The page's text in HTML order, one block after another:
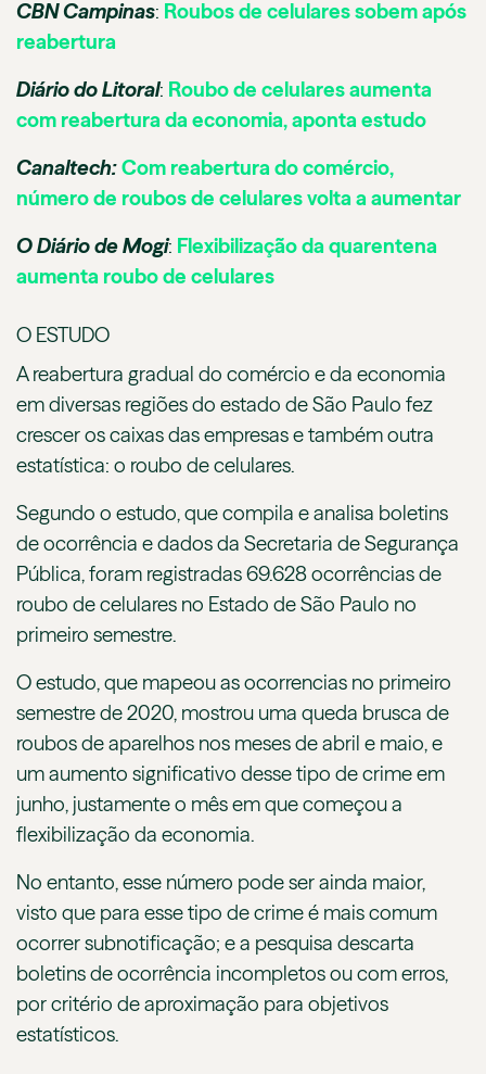
CBN Campinas: Roubos de celulares sobem após
reabertura
Diário do Litoral: Roubo de celulares aumenta
com reabertura da economia, aponta estudo
Canaltech:Com reabertura do comércio,
número de roubos de celulares volta a aumentar
O Diário de Mogi: Flexibilização da quarentena
aumenta roubo de celulares
O ESTUDO
A reabertura gradual do comércio e da economia
em diversas regiões do estado de São Paulo fez
crescer os caixas das empresas e também outra
estatística: o roubo de celulares.
Segundo o estudo, que compila e analisa boletins
de ocorrência e dados da Secretaria de Segurança
Pública, foram registradas 69.628 ocorrências de
roubo de celulares no Estado de São Paulo no
primeiro semestre.
O estudo, que mapeou as ocorrencias no primeiro
semestre de 2020, mostrou uma queda brusca de
roubos de aparelhos nos meses de abril e maio, e
um aumento significativo desse tipo de crime em
junho, justamente o mês em que começou a
flexibilização da economia.
No entanto, esse número pode ser ainda maior,
visto que para esse tipo de crime é mais comum
ocorrer subnotificação; e a pesquisa descarta
boletins de ocorrência incompletos ou com erros,
por critério de aproximação para objetivos
estatísticos.